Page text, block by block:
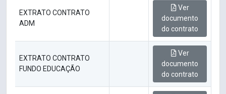
EXTRATO CONTRATO
ADM
Ver
documento
do contrato
EXTRATO CONTRATO
FUNDO EDUCAÇÃO
Ver
documento
do contrato